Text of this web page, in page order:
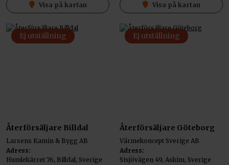
Visa på kartan Visa på kartan
Ej utställning
Återförsäljare Billdal
Larsens Kamin & Bygg AB
Adress:
Humlekärret 76, Billdal, Sverige
Ej utställning
Återförsäljare Göteborg
Värmekoncept Sverige AB
Adress:
Sisjövägen 49, Askim, Sverige